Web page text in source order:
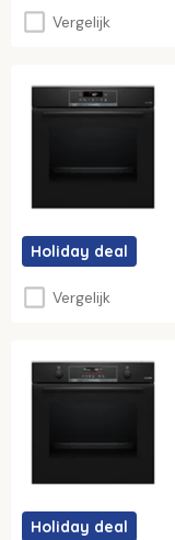
Vergelijk
Holiday deal
Vergelijk
Holiday deal